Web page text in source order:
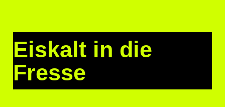
Eiskalt in die
Fresse